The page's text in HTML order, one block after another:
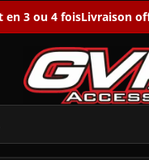
en 3 ou 4 foisLivraison